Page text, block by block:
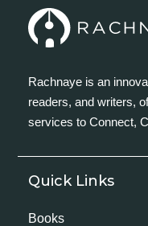
Rachnaye is an
readers, and writers,
services to Connect,
Quick Links
Books